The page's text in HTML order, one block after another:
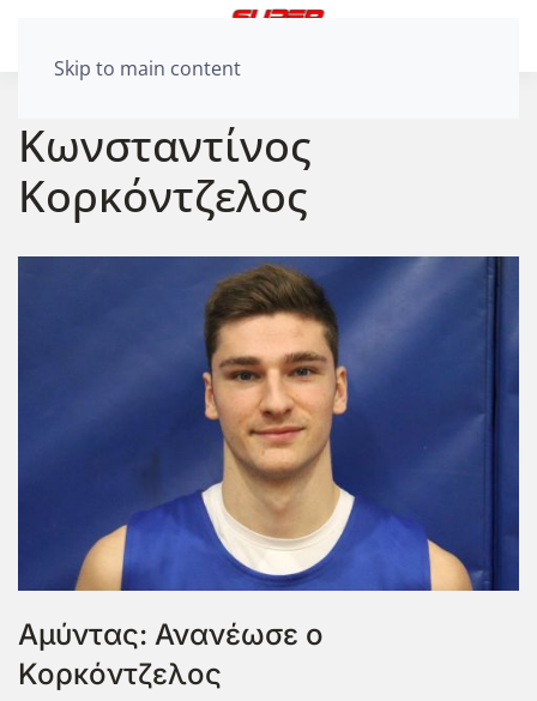
Skip to main content
Κωνσταντίνος
Κορκόντζελος
Αμύντας: Ανανέωσε ο
Κορκόντζελος